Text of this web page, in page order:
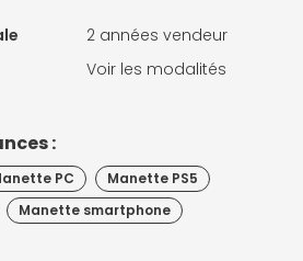
2 années vendeur
Voir les modalités
:
PC
Manette PS5
Manette smartphone